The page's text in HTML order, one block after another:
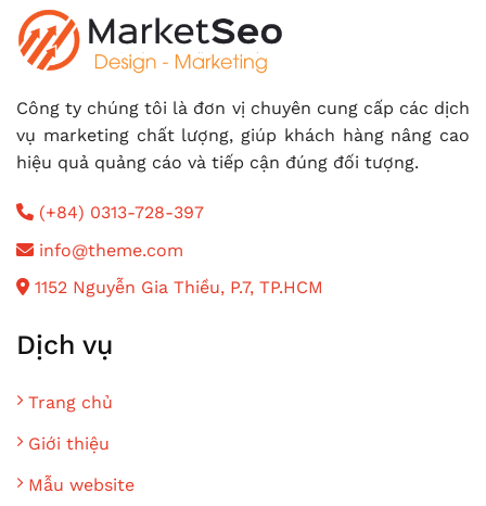
Công ty chúng tôi là đơn vị chuyên cung cấp các dịch
vụ marketing chất lượng, giúp khách hàng nâng cao
hiệu quả quảng cáo và tiếp cận đúng đối tượng.
(+84) 0313-728-397
info@theme.com
1152 Nguyễn Gia Thiều, P.7, TP.HCM
Dịch vụ
Trang chủ
Giới thiệu
Mẫu website